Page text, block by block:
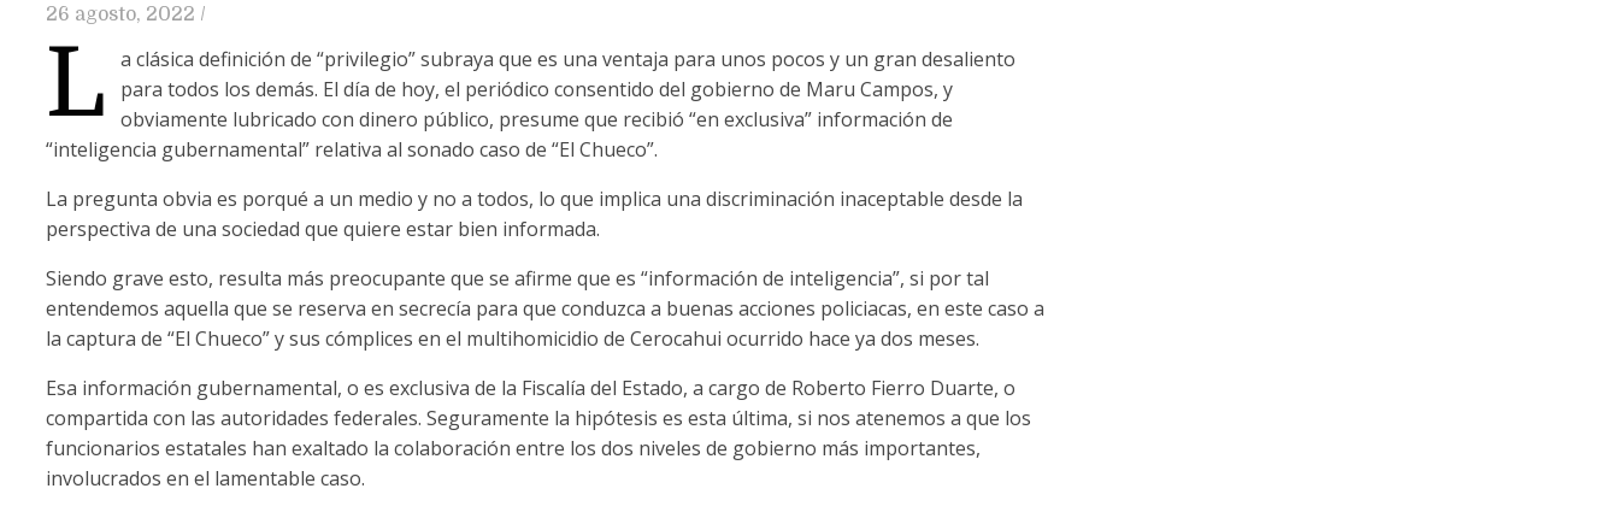
26 agosto, 2022 /
L
a clásica definición de “privilegio” subraya que es una ventaja para unos pocos y un gran desaliento
para todos los demás. El día de hoy, el periódico consentido del gobierno de Maru Campos, y
obviamente lubricado con dinero público, presume que recibió “en exclusiva” información de
“inteligencia gubernamental” relativa al sonado caso de “El Chueco”.
La pregunta obvia es porqué a un medio y no a todos, lo que implica una discriminación inaceptable desde la
perspectiva de una sociedad que quiere estar bien informada.
Siendo grave esto, resulta más preocupante que se afirme que es “información de inteligencia”, si por tal
entendemos aquella que se reserva en secrecía para que conduzca a buenas acciones policiacas, en este caso a
la captura de “El Chueco” y sus cómplices en el multihomicidio de Cerocahui ocurrido hace ya dos meses.
Esa información gubernamental, o es exclusiva de la Fiscalía del Estado, a cargo de Roberto Fierro Duarte, o
compartida con las autoridades federales. Seguramente la hipótesis es esta última, si nos atenemos a que los
funcionarios estatales han exaltado la colaboración entre los dos niveles de gobierno más importantes,
involucrados en el lamentable caso.